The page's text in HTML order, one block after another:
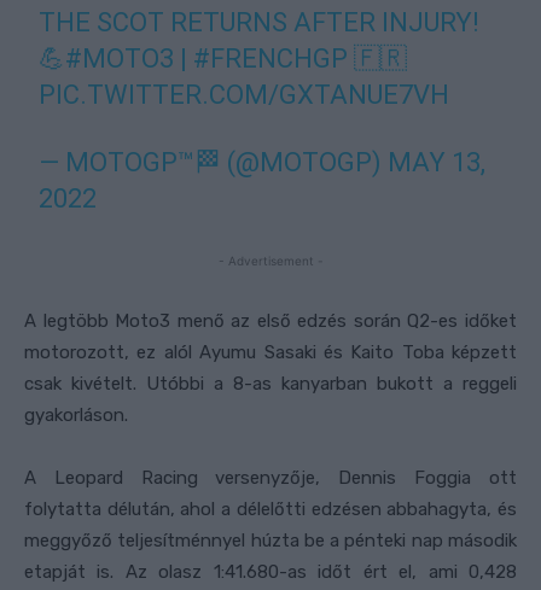
THE SCOT RETURNS AFTER INJURY!
💪#MOTO3 | #FRENCHGP 🇫🇷
PIC.TWITTER.COM/GXTANUE7VH
— MOTOGP™🏁 (@MOTOGP) MAY 13,
2022
- Advertisement -
A legtöbb Moto3 menő az első edzés során Q2-es időket
motorozott, ez alól Ayumu Sasaki és Kaito Toba képzett
csak kivételt. Utóbbi a 8-as kanyarban bukott a reggeli
gyakorláson.
A Leopard Racing versenyzője, Dennis Foggia ott
folytatta délután, ahol a délelőtti edzésen abbahagyta, és
meggyőző teljesítménnyel húzta be a pénteki nap második
etapját is. Az olasz 1:41.680-as időt ért el, ami 0,428